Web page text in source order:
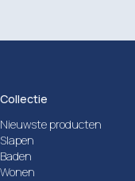
Collectie
Nieuwste producten
Slapen
Baden
Wonen